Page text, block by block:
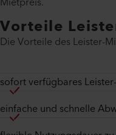
Vorteile
Die Vorteile des Leister-
sofort verfügbares
einfache und schnelle